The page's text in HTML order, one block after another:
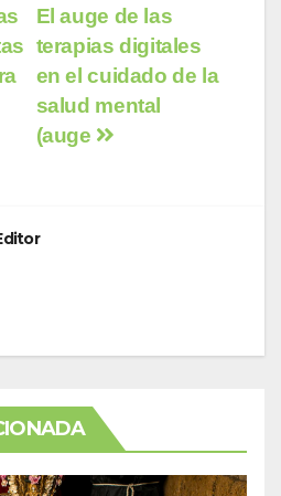
El auge de las
terapias digitales
en el cuidado de la
salud mental
(auge